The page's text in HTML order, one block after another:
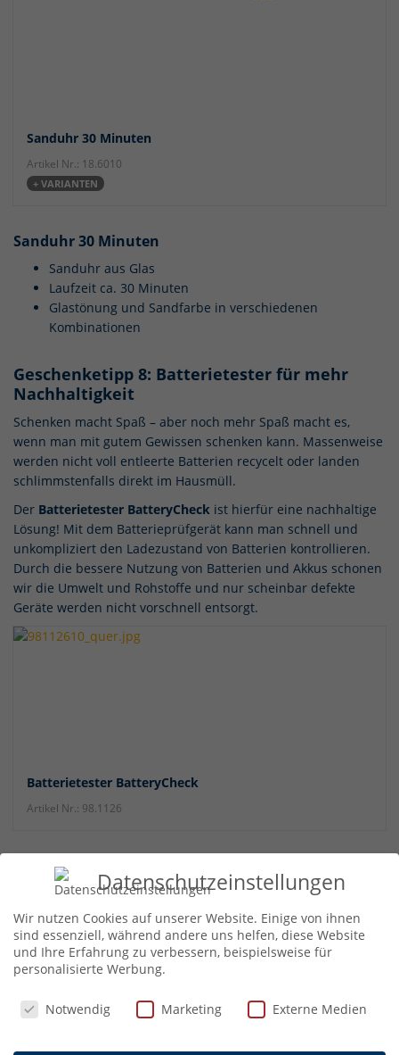
Sanduhr 30 Minuten
Artikel Nr.: 18.6010
+ VARIANTEN
Sanduhr 30 Minuten
Sanduhr aus Glas
Laufzeit ca. 30 Minuten
Glastönung und Sandfarbe in verschiedenen
Kombinationen
Geschenketipp 8: Batterietester für mehr
Nachhaltigkeit
Schenken macht Spaß – aber noch mehr Spaß macht es,
wenn man mit gutem Gewissen schenken kann. Massenweise
werden nicht voll entleerte Batterien recycelt oder landen
schlimmstenfalls direkt im Hausmüll.
Der Batterietester BatteryCheck ist hierfür eine nachhaltige
Lösung! Mit dem Batterieprüfgerät kann man schnell und
unkompliziert den Ladezustand von Batterien kontrollieren.
Durch die bessere Nutzung von Batterien und Akkus schonen
wir die Umwelt und Rohstoffe und nur scheinbar defekte
Geräte werden nicht vorschnell entsorgt.
Batterietester BatteryCheck
Artikel Nr.: 98.1126
Batterietester BatteryCheck
Schnelle Kontrolle von Batterien und Akkus
Anzeige des Ladestatus und Batteriespannung in Volt
Geeignet für die gängigsten Batterie-Typen & Akkus
Benötigt keine eigene Batterie
Klein, kompakt und robust
Geschenketipp 9: Thermo-Hygrometer für
Datenschutzeinstellungen
Wir nutzen Cookies auf unserer Website. Einige von ihnen
sind essenziell, während andere uns helfen, diese Website
und Ihre Erfahrung zu verbessern, beispielsweise für
personalisierte Werbung.
Datenschutzeinstellungen
Notwendig Marketing Externe Medien